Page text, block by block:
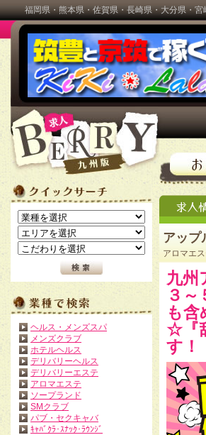
福岡県・熊本県・佐賀県・長崎県・大分県・
ヘルス・メンズスパ
メンズクラブ
ホテルヘルス
デリバリーヘルス
デリバリーエステ
アロマエステ
ソープランド
SMクラブ
パブ・セクキャバ
ｷｬﾊﾞｸﾗ･ｽﾅｯｸ･ﾗｳﾝｼﾞ
アップ
アロマエ
九州
３
も
☆『
す！